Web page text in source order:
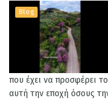
Blog
που έχει να προσφέρει
αυτή την εποχή όσους